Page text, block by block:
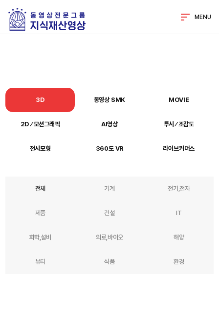
MENU
3D 동영상 SMK MOVIE
2D ⁄ 모션그래픽 AI영상 투시 ⁄ 조감도
전시모형 360도 VR 라이브커머스
전체 기계 전기,전자
제품 건설 IT
화학,설비 의료,바이오 해양
뷰티 식품 환경